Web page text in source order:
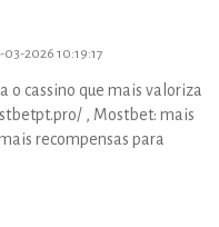
2026 10:19:17
o cassino que mais valoriza
, Mostbet: mais
recompensas para